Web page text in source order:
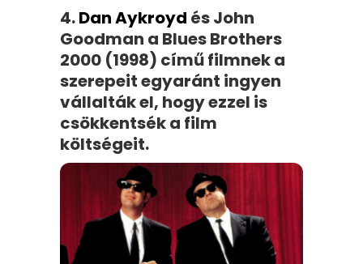
4.Dan Aykroyd és John
Goodman a Blues Brothers
2000 (1998) című filmnek a
szerepeit egyaránt ingyen
vállalták el, hogy ezzel is
csökkentsék a film
költségeit.